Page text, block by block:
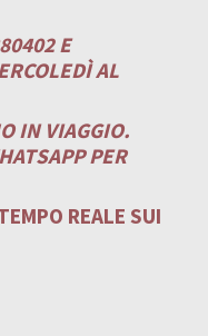
E
AL
IN VIAGGIO.
PER
REALE SUI